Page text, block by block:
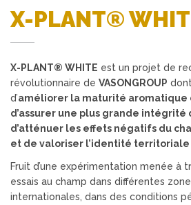
X-PLANT®
X-PLANT® WHITE est un projet de
révolutionnaire de VASONGROUP
d’améliorer la maturité aromatique
d’assurer une plus grande intégrité
d’atténuer les effets négatifs du
et de valoriser l’identité territoriale
Fruit d’une expérimentation menée à
essais au champ dans différentes
internationales, dans des conditions